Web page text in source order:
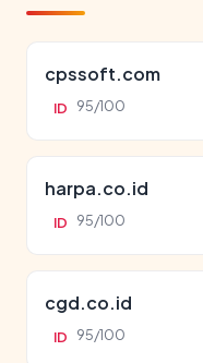
cpssoft.com
ID 95/100
harpa.co.id
ID 95/100
cgd.co.id
ID 95/100